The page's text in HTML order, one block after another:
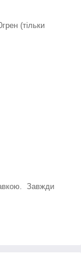
(тільки
Завжди